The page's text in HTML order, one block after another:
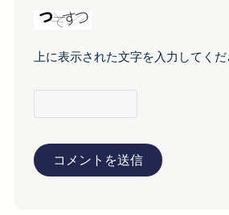
上に表示された文字を入力してくだ